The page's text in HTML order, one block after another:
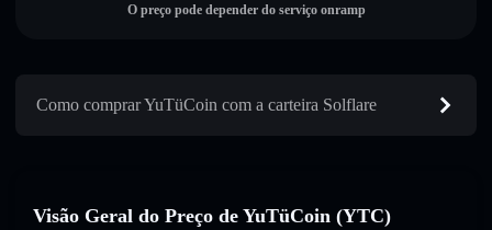
O preço pode depender do serviço onramp
Como comprar YuTüCoin com a carteira Solflare
Visão Geral do Preço de YuTüCoin (YTC)